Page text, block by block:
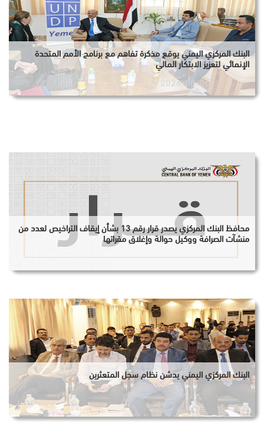
البنك المركزي اليمني يوقع مذكرة تفاهم مع برنامج الأمم المتحدة
الإنمائي لتعزيز الابتكار المالي
2026-08-06
محافظ البنك المركزي يصدر قرار رقم 13 بشأن إيقاف التراخيص لعدد من
منشآت الصرافة ووكيل حوالة وإغلاق مقراتها
البنك المركزي اليمني يدشن نظام سجل المتعثرين